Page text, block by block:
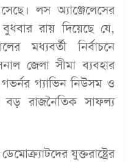
লস অ্যাঞ্জেলেসের
রায় দিয়েছে যে,
মধ্যবর্তী নির্বাচনে
জেলা সীমা ব্যবহার
গ্যাভিন নিউসম ও
বড় রাজনৈতিক সাফল্য
যুক্তরাষ্ট্রের